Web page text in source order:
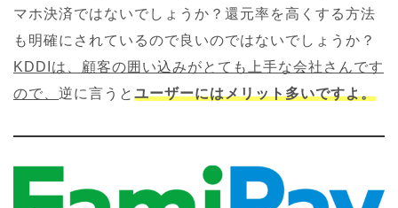
マホ決済ではないでしょうか？還元率を高くする方法
も明確にされているので良いのではないでしょうか？
KDDIは、顧客の囲い込みがとても上手な会社さんです
ので、 逆に言うと ユーザーにはメリット多いですよ。